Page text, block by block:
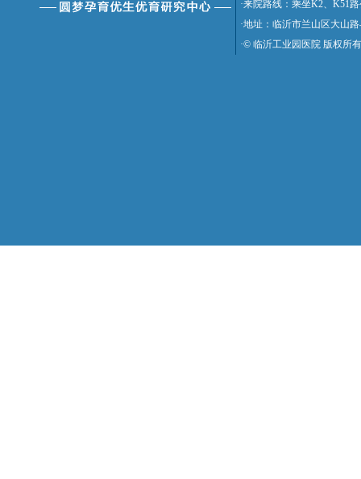
·来院路线：乘坐K2、K51
·地址：临沂市兰山区大山
·© 临沂工业园医院 版权所